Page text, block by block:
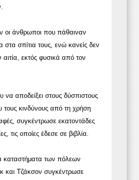
οι άνθρωποι που πάθαιναν
στα σπίτια τους, ενώ κανείς δεν
αιτία, εκτός φυσικά από τον
να αποδείξει στους δύσπιστους
τους κινδύνους από τη χρήση
συγκέντρωσε εκατοντάδες
τις οποίες έδεσε σε βιβλία.
καταστήματα των πόλεων
και Τζάκσον συγκέντρωσε